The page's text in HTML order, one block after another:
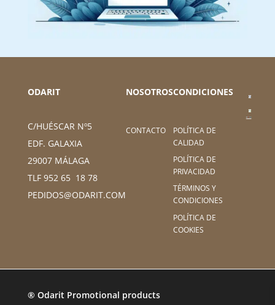
ODARIT
C/HUÉSCAR Nº5
EDF. GALAXIA
29007 MÁLAGA
TLF 952 65 18 78
PEDIDOS@ODARIT.COM
NOSOTROS
CONTACTO
CONDICIONES
POLÍTICA DE
CALIDAD
POLÍTICA DE
PRIVACIDAD
TÉRMINOS Y
CONDICIONES
POLÍTICA DE
COOKIES
® Odarit Promotional products